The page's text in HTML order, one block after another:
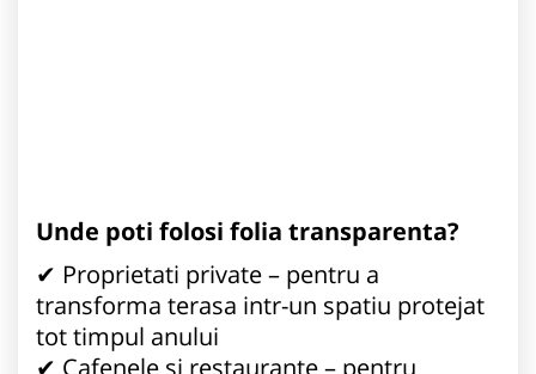
Unde poti folosi folia transparenta?
✔ Proprietati private – pentru a
transforma terasa intr-un spatiu protejat
tot timpul anului
✔ Cafenele si restaurante – pentru